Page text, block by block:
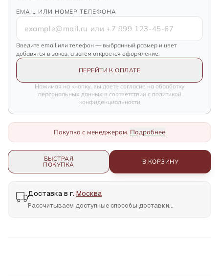
EMAIL ИЛИ НОМЕР ТЕЛЕФОНА
Введите email или телефон — выбранный размер и цвет
добавятся в заказ, а затем откроется оформление.
ПЕРЕЙТИ К ОПЛАТЕ
Нажимая на кнопку, вы даете согласие на обработку
персональных данных в соответствии с политикой
конфиденциальности
Покупка с менеджером. Подробнее
БЫСТРАЯ
ПОКУПКА
В КОРЗИНУ
Доставка в г. Москва
Рассчитываем доступные способы доставки...